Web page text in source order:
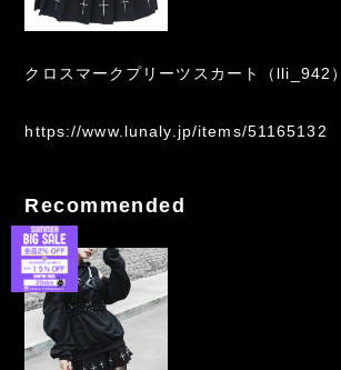
クロスマークプリーツスカート（lli_942）
https://www.lunaly.jp/items/51165132
Recommended